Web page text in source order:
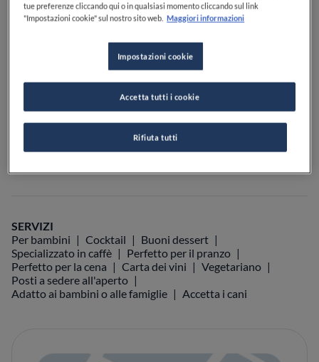
Via Pisani Dossi, 2820080AlbairateMIItalia
VEDI SULLA MAPPA +39 02 9143 9075
SERVIZI
Per bambini
Cocktail
Buoni dessert
Specializzato in caffè
Perfetto per il pranzo
Perfetto per la cena
Carta dei vini
Vegetariano
Posti a sedere all'aperto
Adatto ai bambini o alle famiglie
Accetta i cani
tue preferenze cliccando qui o in qualsiasi momento cliccando sul link
"Impostazioni cookie" sul nostro sito web. Maggiori informazioni
Impostazioni cookie
Rifiuta tutti
Accetta tutti i cookie